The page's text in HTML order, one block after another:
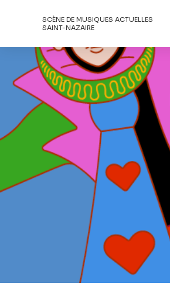
SCÈNE DE MUSIQUES ACTUELLES
SAINT-NAZAIRE